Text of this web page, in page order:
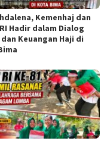
Kemenhaj dan
Hadir dalam Dialog
Keuangan Haji di